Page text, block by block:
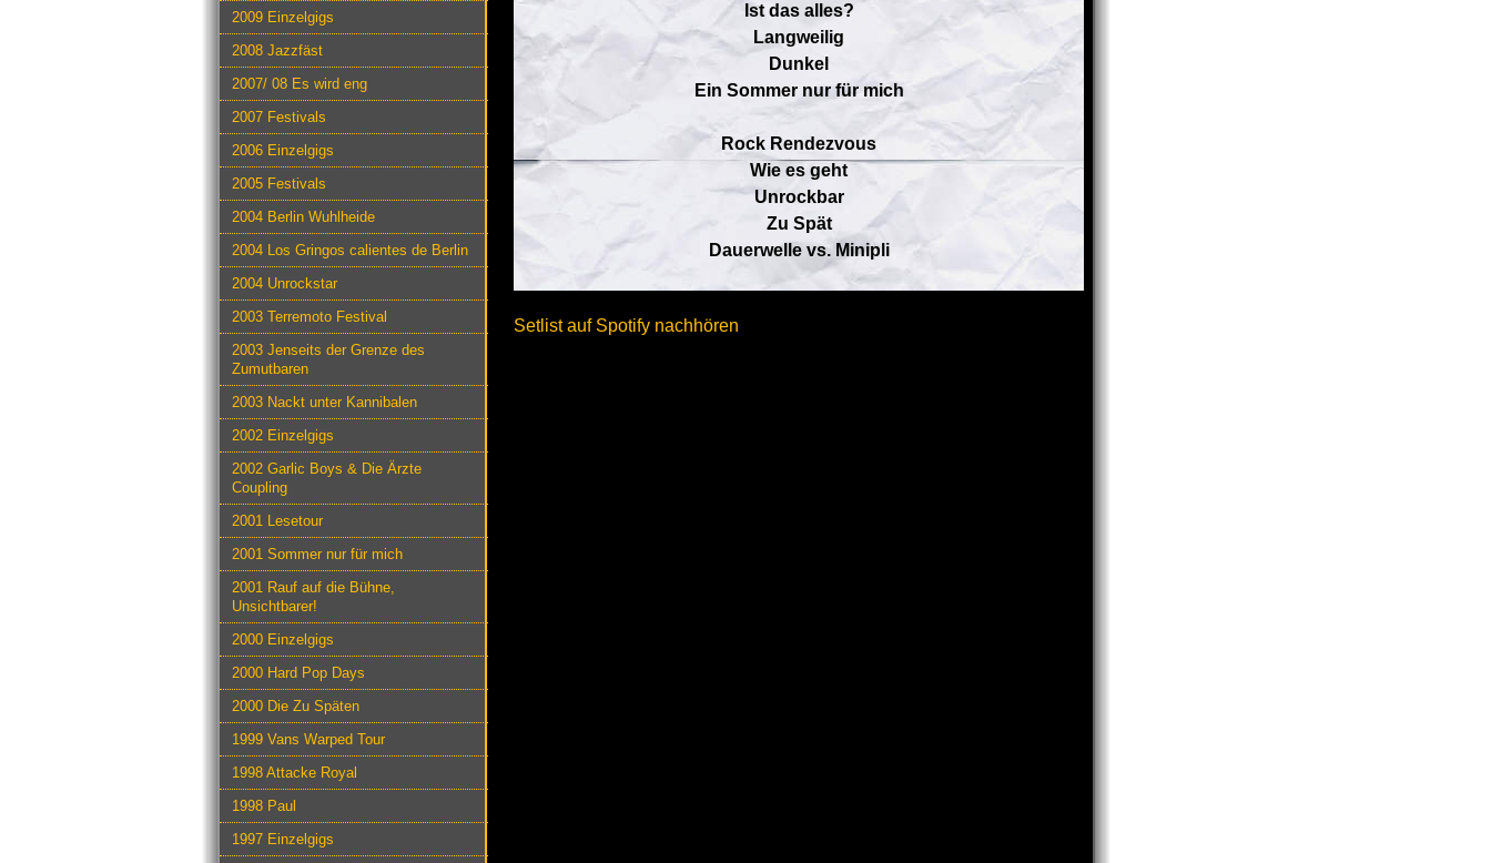
2009 Einzelgigs
2008 Jazzfäst
2007/ 08 Es wird eng
2007 Festivals
2006 Einzelgigs
2005 Festivals
2004 Berlin Wuhlheide
2004 Los Gringos calientes de Berlin
2004 Unrockstar
2003 Terremoto Festival
2003 Jenseits der Grenze des
Zumutbaren
2003 Nackt unter Kannibalen
2002 Einzelgigs
2002 Garlic Boys & Die Ärzte
Coupling
2001 Lesetour
2001 Sommer nur für mich
2001 Rauf auf die Bühne,
Unsichtbarer!
2000 Einzelgigs
2000 Hard Pop Days
2000 Die Zu Späten
1999 Vans Warped Tour
1998 Attacke Royal
1998 Paul
1997 Einzelgigs
Ist das alles?
Langweilig
Dunkel
Ein Sommer nur für mich
Rock Rendezvous
Wie es geht
Unrockbar
Zu Spät
Dauerwelle vs. Minipli
Setlist auf Spotify nachhören